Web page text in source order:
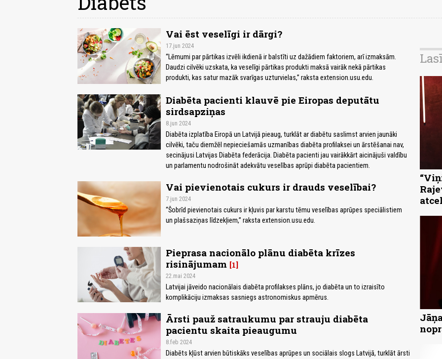
Vai ēst veselīgi ir dārgi?
17.jun 2024
“Lēmumi par pārtikas izvēli ikdienā ir balstīti uz dažādiem faktoriem, arī izmaksām.
Daudzi cilvēki uzskata, ka veselīgi pārtikas produkti maksā vairāk nekā pārtikas
produkti, kas satur mazāk svarīgas uzturvielas,” raksta extension.usu.edu.
Diabēta pacienti klauvē pie Eiropas deputātu
sirdsapziņas
8.jun 2024
Diabēta izplatība Eiropā un Latvijā pieaug, turklāt ar diabētu saslimst arvien jaunāki
cilvēki, taču diemžēl nepieciešamās uzmanības diabēta profilaksei un ārstēšanai nav,
secinājusi Latvijas Diabēta federācija. Diabēta pacienti jau vairākkārt aicinājuši valdību
un parlamentu nodrošināt adekvātu veselības aprūpi diabēta pacientiem.
Vai pievienotais cukurs ir drauds veselībai?
7.jun 2024
“Šobrīd pievienotais cukurs ir kļuvis par karstu tēmu veselības aprūpes speciālistiem
un plašsaziņas līdzekļiem,” raksta extension.usu.edu.
Pieprasa nacionālo plānu diabēta krīzes
risinājumam 1
22.mai 2024
Latvijai jāveido nacionālais diabēta profilakses plāns, jo diabēta un to izraisīto
komplikāciju izmaksas sasniegs astronomiskus apmērus.
Ārsti pauž satraukumu par strauju diabēta
pacientu skaita pieaugumu
8.feb 2024
Diabēts kļūst arvien būtiskāks veselības aprūpes un sociālais slogs Latvijā, turklāt ārsti